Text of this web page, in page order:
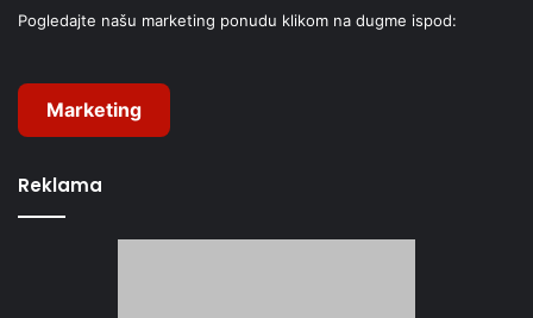
Pogledajte našu marketing ponudu klikom na dugme ispod:
Marketing
Reklama